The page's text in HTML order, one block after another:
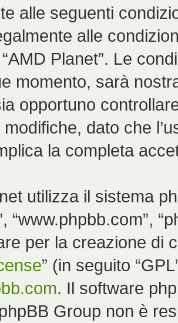
alle seguenti
alle
Planet”. Le
momento, sarà
opportuno
dato che
la completa
utilizza il sistema
“www.phpbb.com”,
per la creazione di
” (in seguito
. Il software
Group non è